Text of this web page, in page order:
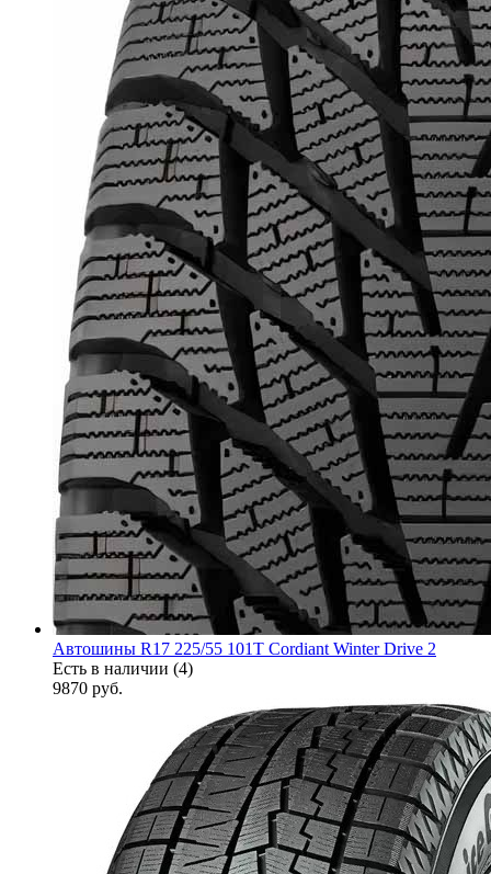
Автошины R17 225/55 101T Cordiant Winter Drive 2
Есть в наличии (4)
9870 руб.